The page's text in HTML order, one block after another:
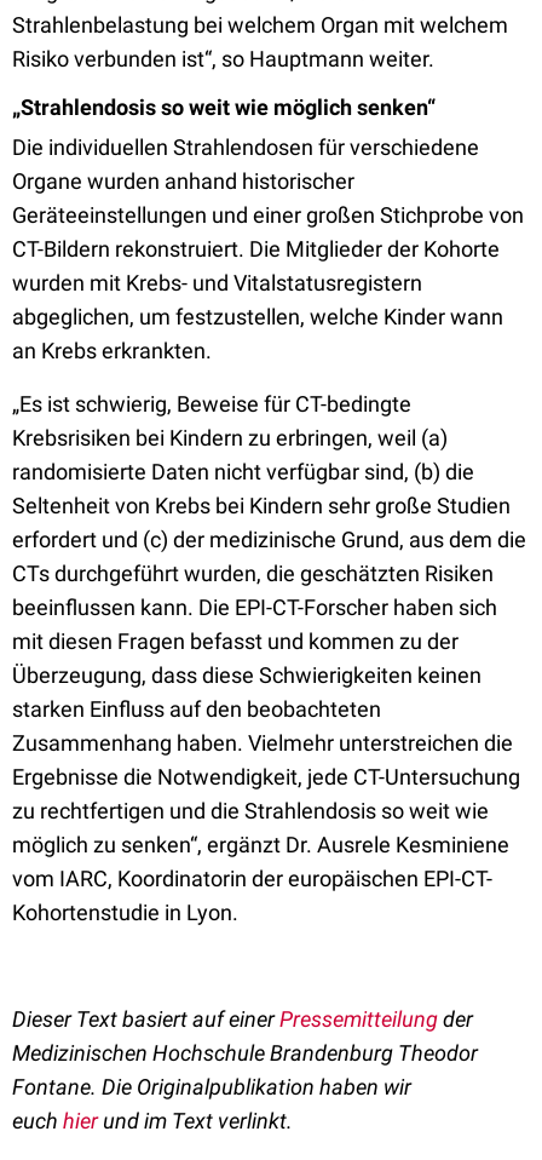
Strahlenbelastung bei welchem Organ mit welchem
Risiko verbunden ist“, so Hauptmann weiter.
„Strahlendosis so weit wie möglich senken“
Die individuellen Strahlendosen für verschiedene
Organe wurden anhand historischer
Geräteeinstellungen und einer großen Stichprobe von
CT-Bildern rekonstruiert. Die Mitglieder der Kohorte
wurden mit Krebs- und Vitalstatusregistern
abgeglichen, um festzustellen, welche Kinder wann
an Krebs erkrankten.
„Es ist schwierig, Beweise für CT-bedingte
Krebsrisiken bei Kindern zu erbringen, weil (a)
randomisierte Daten nicht verfügbar sind, (b) die
Seltenheit von Krebs bei Kindern sehr große Studien
erfordert und (c) der medizinische Grund, aus dem die
CTs durchgeführt wurden, die geschätzten Risiken
beeinflussen kann. Die EPI-CT-Forscher haben sich
mit diesen Fragen befasst und kommen zu der
Überzeugung, dass diese Schwierigkeiten keinen
starken Einfluss auf den beobachteten
Zusammenhang haben. Vielmehr unterstreichen die
Ergebnisse die Notwendigkeit, jede CT-Untersuchung
zu rechtfertigen und die Strahlendosis so weit wie
möglich zu senken“, ergänzt Dr. Ausrele Kesminiene
vom IARC, Koordinatorin der europäischen EPI-CT-
Kohortenstudie in Lyon.
Dieser Text basiert auf einerPressemitteilungder
Medizinischen Hochschule Brandenburg Theodor
Fontane. Die Originalpublikation haben wir
euch hierund im Text verlinkt.